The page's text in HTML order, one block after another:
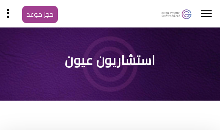
حجز موعد
استشاريون عيون